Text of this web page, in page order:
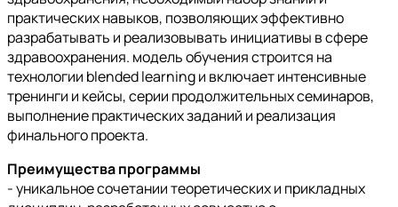
практических навыков, позволяющих эффективно
разрабатывать и реализовывать инициативы в сфере
здравоохранения. модель обучения строится на
технологии blended learning и включает интенсивные
тренинги и кейсы, серии продолжительных семинаров,
выполнение практических заданий и реализация
финального проекта.
Преимущества программы
- уникальное сочетании теоретических и прикладных